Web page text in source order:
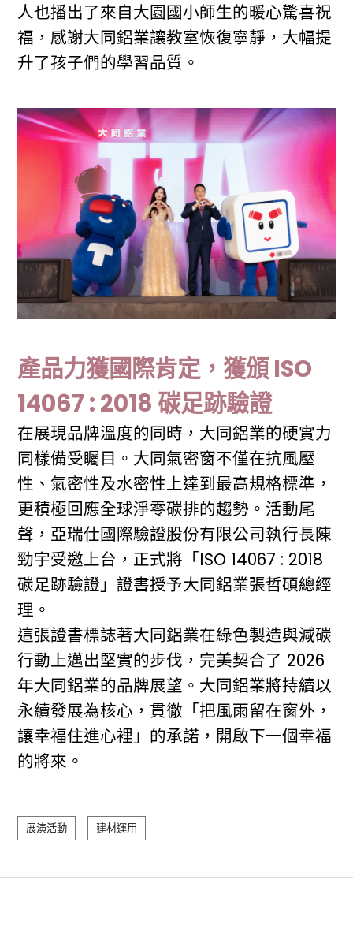
人也播出了來自大園國小師生的暖心驚喜祝
福，感謝大同鋁業讓教室恢復寧靜，大幅提
升了孩子們的學習品質。
產品力獲國際肯定，獲頒 ISO
14067 : 2018 碳足跡驗證
在展現品牌溫度的同時，大同鋁業的硬實力
同樣備受矚目。大同氣密窗不僅在抗風壓
性、氣密性及水密性上達到最高規格標準，
更積極回應全球淨零碳排的趨勢。活動尾
聲，亞瑞仕國際驗證股份有限公司執行長陳
勁宇受邀上台，正式將「ISO 14067 : 2018
碳足跡驗證」證書授予大同鋁業張哲碩總經
理。
這張證書標誌著大同鋁業在綠色製造與減碳
行動上邁出堅實的步伐，完美契合了 2026
年大同鋁業的品牌展望。大同鋁業將持續以
永續發展為核心，貫徹「把風雨留在窗外，
讓幸福住進心裡」的承諾，開啟下一個幸福
的將來。
展演活動 建材運用